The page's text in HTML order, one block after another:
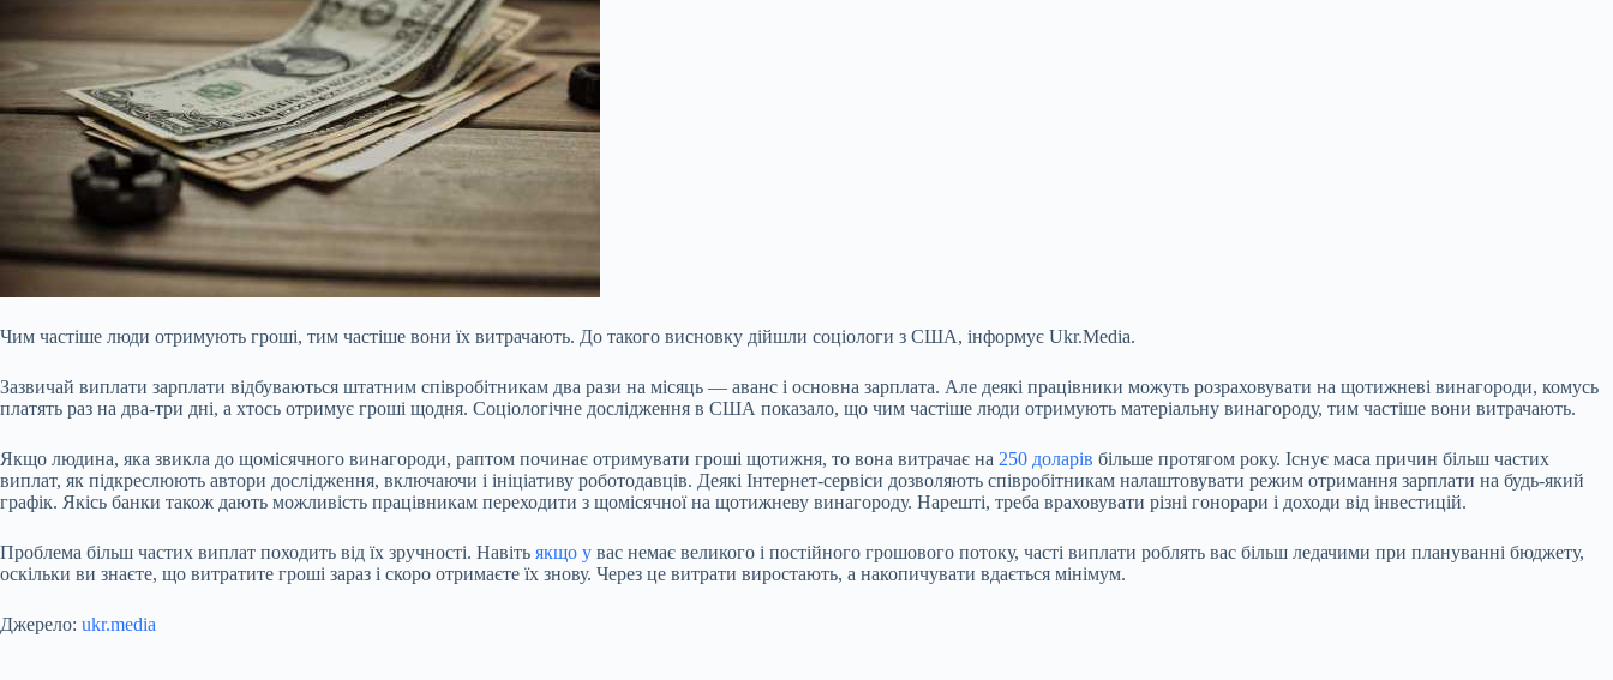
Чим частіше люди отримують гроші, тим частіше вони їх витрачають. До такого висновку дійшли соціологи з США, інформує Ukr.Media.
Зазвичай виплати зарплати відбуваються штатним співробітникам два рази на місяць — аванс і основна зарплата. Але деякі працівники можуть розраховувати на щотижневі винагороди, комусь
платять раз на два-три дні, а хтось отримує гроші щодня. Соціологічне дослідження в США показало, що чим частіше люди отримують матеріальну винагороду, тим частіше вони витрачають.
Якщо людина, яка звикла до щомісячного винагороди, раптом починає отримувати гроші щотижня, то вона витрачає на 250 доларів більше протягом року. Існує маса причин більш частих
виплат, як підкреслюють автори дослідження, включаючи і ініціативу роботодавців. Деякі Інтернет-сервіси дозволяють співробітникам налаштовувати режим отримання зарплати на будь-який
графік. Якісь банки також дають можливість працівникам переходити з щомісячної на щотижневу винагороду. Нарешті, треба враховувати різні гонорари і доходи від інвестицій.
Проблема більш частих виплат походить від їх зручності. Навіть якщо у вас немає великого і постійного грошового потоку, часті виплати роблять вас більш ледачими при плануванні бюджету,
оскільки ви знаєте, що витратите гроші зараз і скоро отримаєте їх знову. Через це витрати виростають, а накопичувати вдається мінімум.
Джерело: ukr.media